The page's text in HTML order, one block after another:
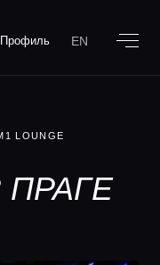
Профиль EN
LOUNGE
ПРАГЕ